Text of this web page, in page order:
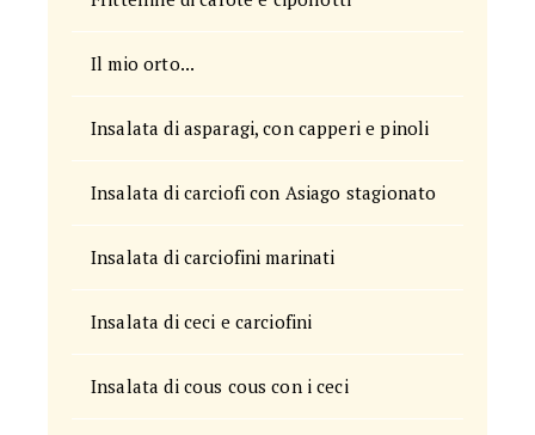
Il mio orto...
Insalata di asparagi, con capperi e pinoli
Insalata di carciofi con Asiago stagionato
Insalata di carciofini marinati
Insalata di ceci e carciofini
Insalata di cous cous con i ceci